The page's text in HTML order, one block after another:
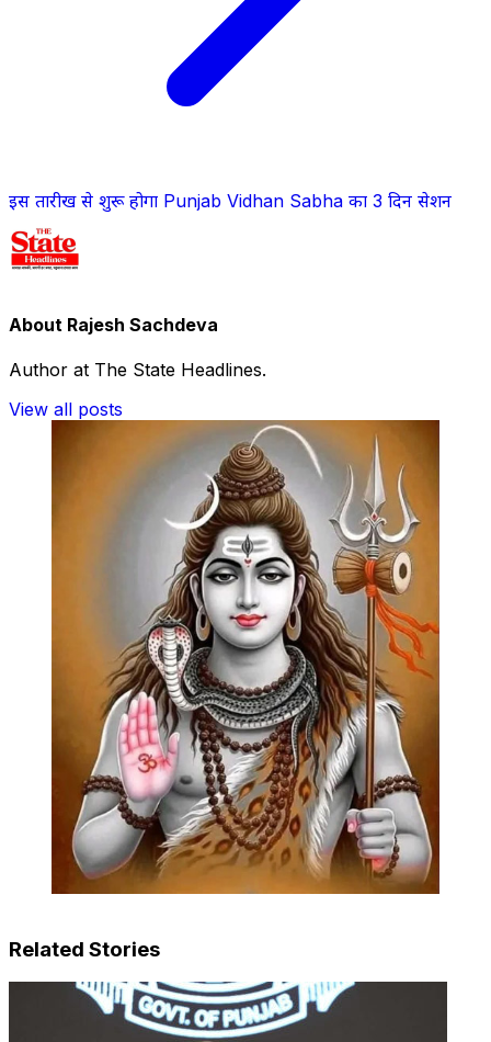
इस तारीख से शुरू होगा Punjab Vidhan Sabha का 3 दिन सेशन
About Rajesh Sachdeva
Author at The State Headlines.
View all posts
Related Stories